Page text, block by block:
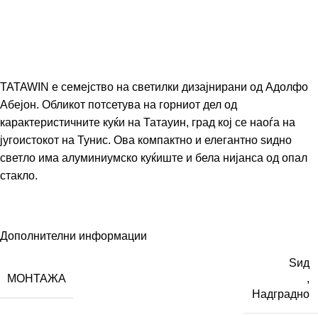
TATAWIN е семејство на светилки дизајнирани од Адолфо
Абејон. Обликот потсетува на горниот дел од
карактеристичните куќи на Татауин, град кој се наоѓа на
југоистокот на Тунис. Ова компактно и елегантно ѕидно
светло има алуминиумско куќиште и бела нијанса од опал
стакло.
Дополнителни информации
МОНТАЖА
Ѕид
,
Надградно